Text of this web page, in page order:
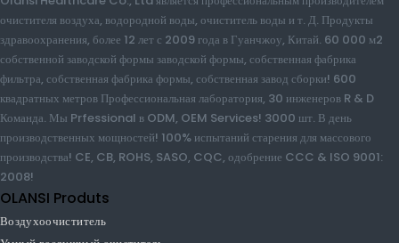
Olansi Healthcare Co., Ltd является профессиональным
производителем очистителя воздуха, водородной воды, очиститель воды и
т. Д. Продукты здравоохранения, более 12 лет с 2009 года в Гуанчжоу,
Китай. 60 000 м2 собственной заводской формы заводской формы,
собственная фабрика фильтра, собственная фабрика формы, собственная
завод сборки! 600 квадратных метров Профессиональная лаборатория, 30
инженеров R & D Команда. Мы Prfessional в ODM, OEM Services!
3000 шт. В день производственных мощностей! 100% испытаний
старения для массового производства! CE, CB, ROHS, SASO, CQC,
одобрение CCC & ISO 9001: 2008!